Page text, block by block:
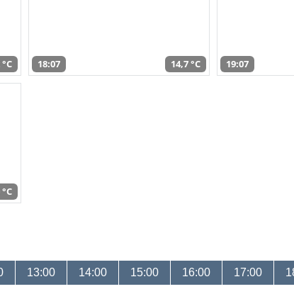
18:07 14,7 °C 19:07
13:00 14:00 15:00 16:00 17:00